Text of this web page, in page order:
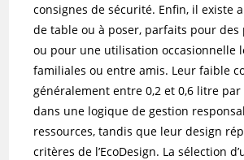
consignes de sécurité. Enfin, il existe
de table ou à poser, parfaits pour des
ou pour une utilisation occasionnelle
familiales ou entre amis. Leur faible
généralement entre 0,2 et 0,6 litre par
dans une logique de gestion
ressources, tandis que leur design
critères de l’EcoDesign. La sélection